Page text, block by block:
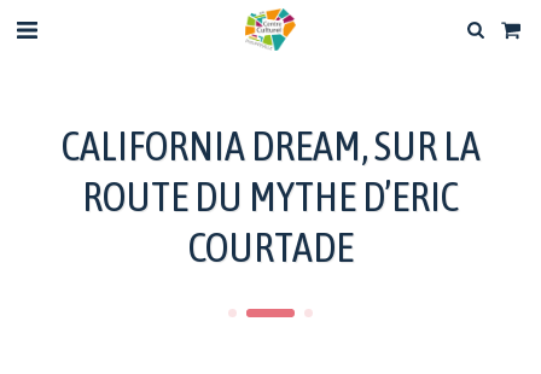
CALIFORNIA DREAM, SUR LA
ROUTE DU MYTHE D’ERIC
COURTADE